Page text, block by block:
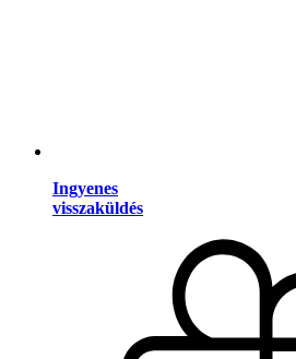
Ingyenes
visszaküldés